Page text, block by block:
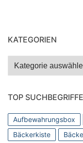
KATEGORIEN
Kategorien
TOP SUCHBEGRIFFE
Aufbewahrungsbox
Bäckerkiste